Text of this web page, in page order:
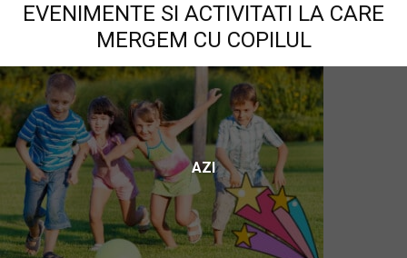
EVENIMENTE SI ACTIVITATI LA CARE
MERGEM CU COPILUL
AZI